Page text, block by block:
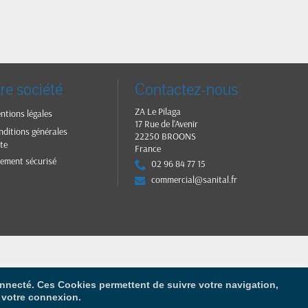
société
légales
générales
sécurisé
Contactez-nous
ZA Le Pilaga
17 Rue de l'Avenir
22250 BROONS
France
02 96 84 77 15
commercial@sanital.fr
Ces Cookies permettent de suivre votre navigation,
connexion.